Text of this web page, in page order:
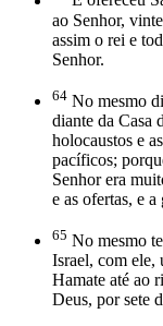
ao Senhor,
assim o rei e
Senhor.
64 No mesmo
diante da Casa
holocaustos e
pacíficos;
Senhor era
e as ofertas, e
65 No mesmo
Israel, com ele,
Hamate até ao
Deus, por sete